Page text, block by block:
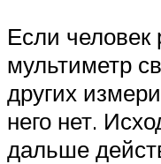
Если
мультиметр
других
него нет.
дальше